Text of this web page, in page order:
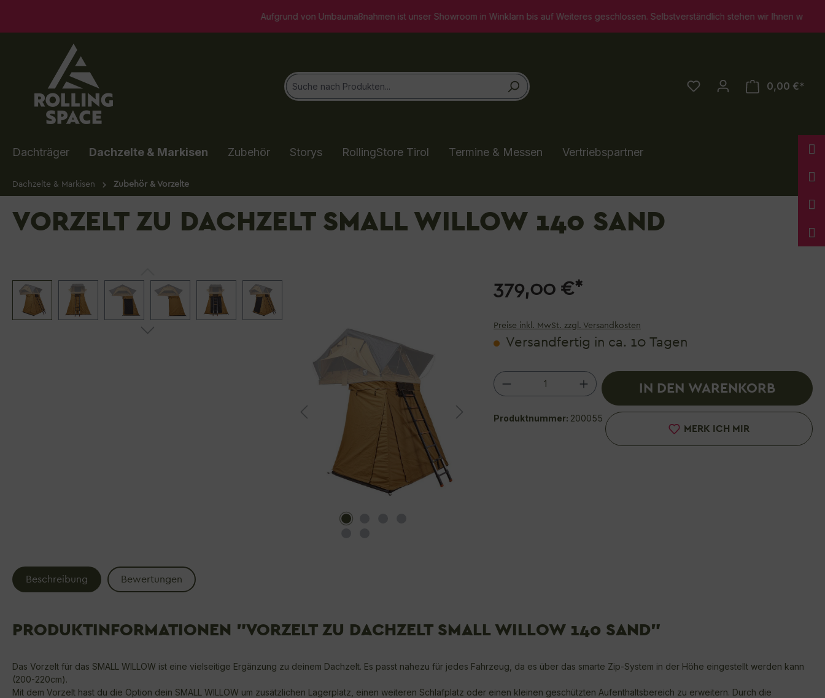
Aufgrund von Umbaumaßnahmen ist unser Showroom in Winklarn bis auf Weiteres geschlossen. Selbstverständlich stehen wir Ihnen weiterhin für
0,00 €*
Dachträger Dachzelte & Markisen Zubehör Storys RollingStore Tirol Termine & Messen Vertriebspartner
Dachzelte & Markisen Zubehör & Vorzelte
VORZELT ZU DACHZELT SMALL WILLOW 140 SAND
Bildergalerie überspringen 379,00 €*
Preise inkl. MwSt. zzgl. Versandkosten
Versandfertig in ca. 10 Tagen
Produkt Anzahl: Gib den gewünschten Wert
IN DEN WARENKORB
MERK ICH MIR
Produktnummer: 200055
Beschreibung Bewertungen
PRODUKTINFORMATIONEN "VORZELT ZU DACHZELT SMALL WILLOW 140 SAND"
Das Vorzelt für das SMALL WILLOW ist eine vielseitige Ergänzung zu deinem Dachzelt. Es passt nahezu für jedes Fahrzeug, da es über das smarte Zip-System in der Höhe eingestellt werden kann
(200-220cm).
Mit dem Vorzelt hast du die Option dein SMALL WILLOW um zusätzlichen Lagerplatz, einen weiteren Schlafplatz oder einen kleinen geschützten Aufenthaltsbereich zu erweitern. Durch die